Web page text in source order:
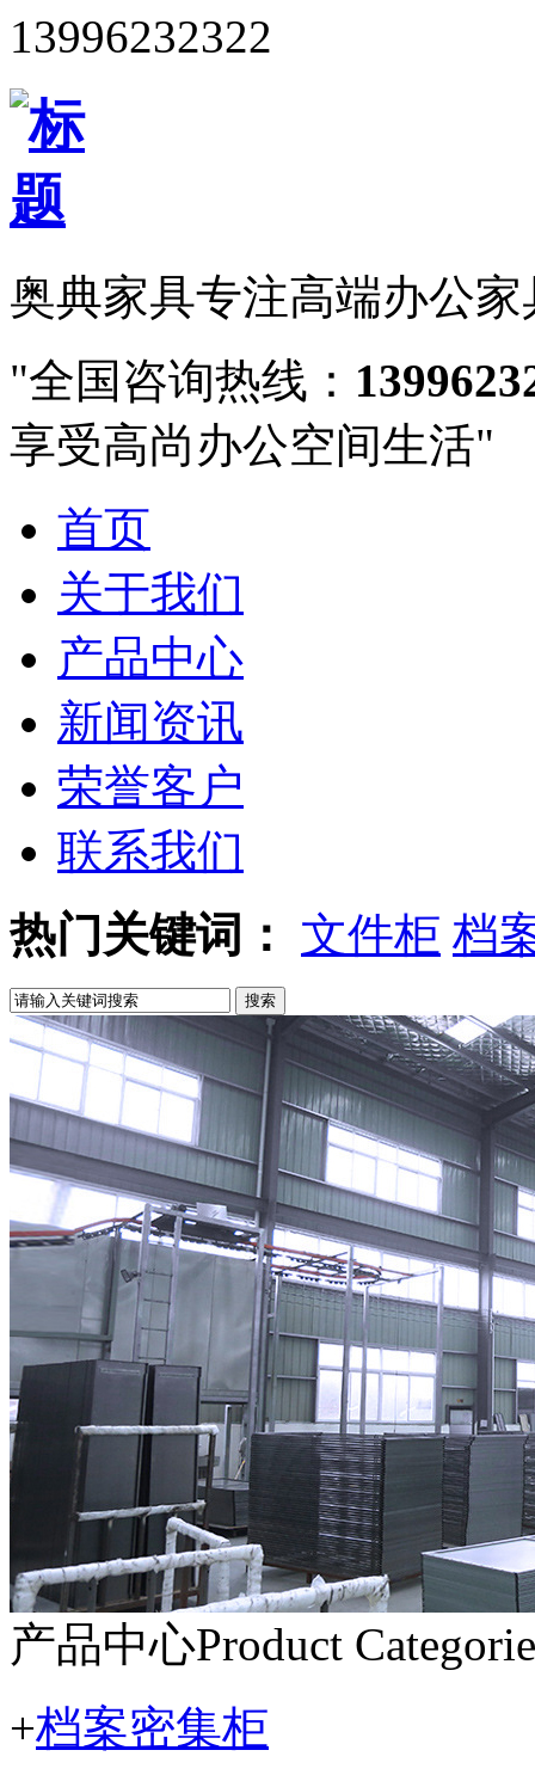
13996232322
奥典家具专注高端办公
全国咨询热线：
享受高尚办公空间生活
首页
关于我们
产品中心
新闻资讯
荣誉客户
联系我们
热门关键词：
文件柜 档
搜索
产品中心Product
+档案密集柜